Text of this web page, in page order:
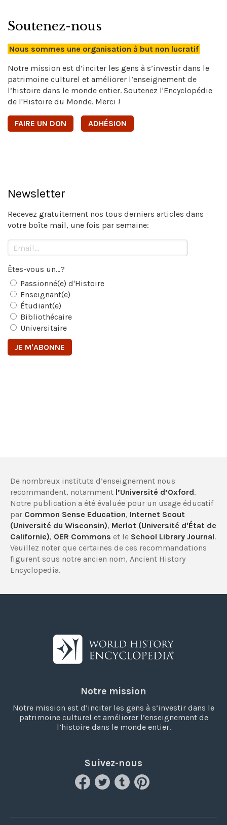
Soutenez-nous
Nous sommes une organisation à but non lucratif
Notre mission est d’inciter les gens à s’investir dans le
patrimoine culturel et améliorer l’enseignement de
l’histoire dans le monde entier. Soutenez l'Encyclopédie
de l'Histoire du Monde. Merci !
FAIRE UN DON ADHÉSION
Newsletter
Recevez gratuitement nos tous derniers articles dans
votre boîte mail, une fois par semaine:
Êtes-vous un...?
Passionné(e) d'Histoire
Enseignant(e)
Étudiant(e)
Bibliothécaire
Universitaire
De nombreux instituts d’enseignement nous
recommandent, notamment l’Université d’Oxford.
Notre publication a été évaluée pour un usage éducatif
par Common Sense Education, Internet Scout
(Université du Wisconsin), Merlot (Université d'État de
Californie), OER Commons et le School Library Journal.
Veuillez noter que certaines de ces recommandations
figurent sous notre ancien nom, Ancient History
Encyclopedia.
Notre mission
Notre mission est d’inciter les gens à s’investir dans le
patrimoine culturel et améliorer l’enseignement de
l’histoire dans le monde entier.
Suivez-nous